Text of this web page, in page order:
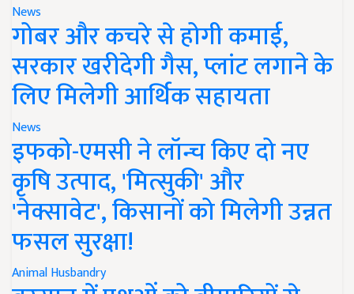
News
गोबर और कचरे से होगी कमाई,
सरकार खरीदेगी गैस, प्लांट लगाने के
लिए मिलेगी आर्थिक सहायता
News
इफको-एमसी ने लॉन्च किए दो नए
कृषि उत्पाद, 'मित्सुकी' और
'नेक्सावेट', किसानों को मिलेगी उन्नत
फसल सुरक्षा!
Animal Husbandry